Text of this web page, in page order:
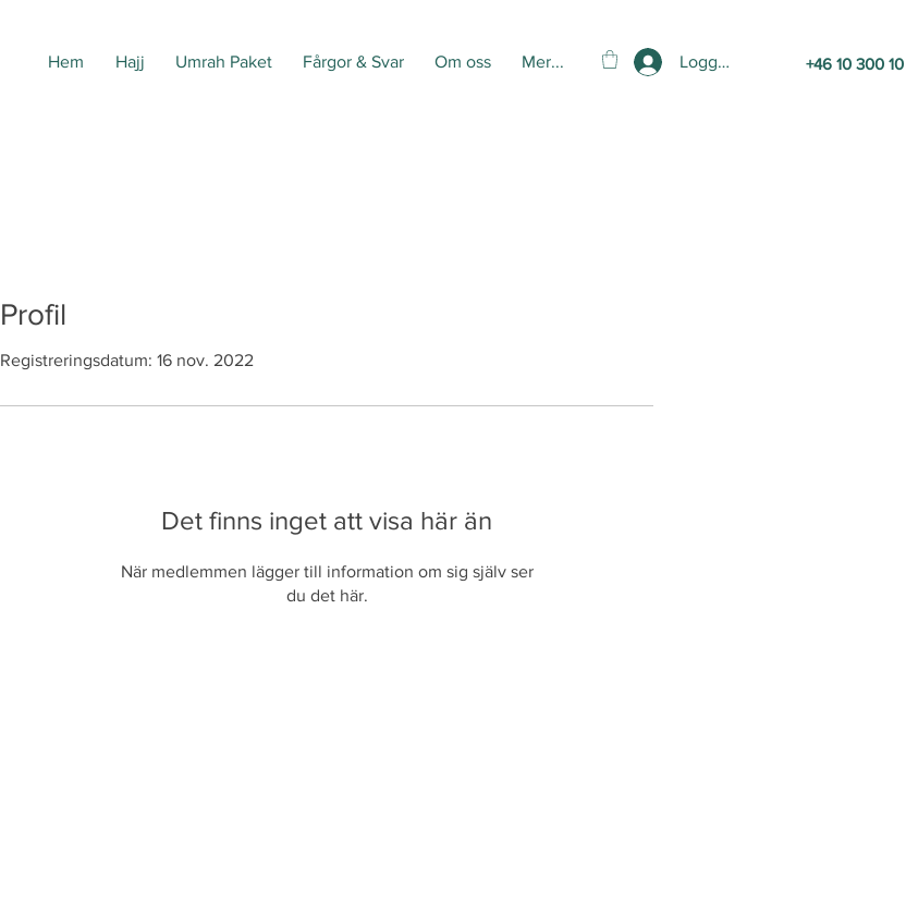
Hem Hajj Umrah Paket Fårgor & Svar Om oss Mer... Logga in +46 10 300
Profil
Registreringsdatum: 16 nov. 2022
Det finns inget att visa här än
När medlemmen lägger till information om sig själv ser
du det här.